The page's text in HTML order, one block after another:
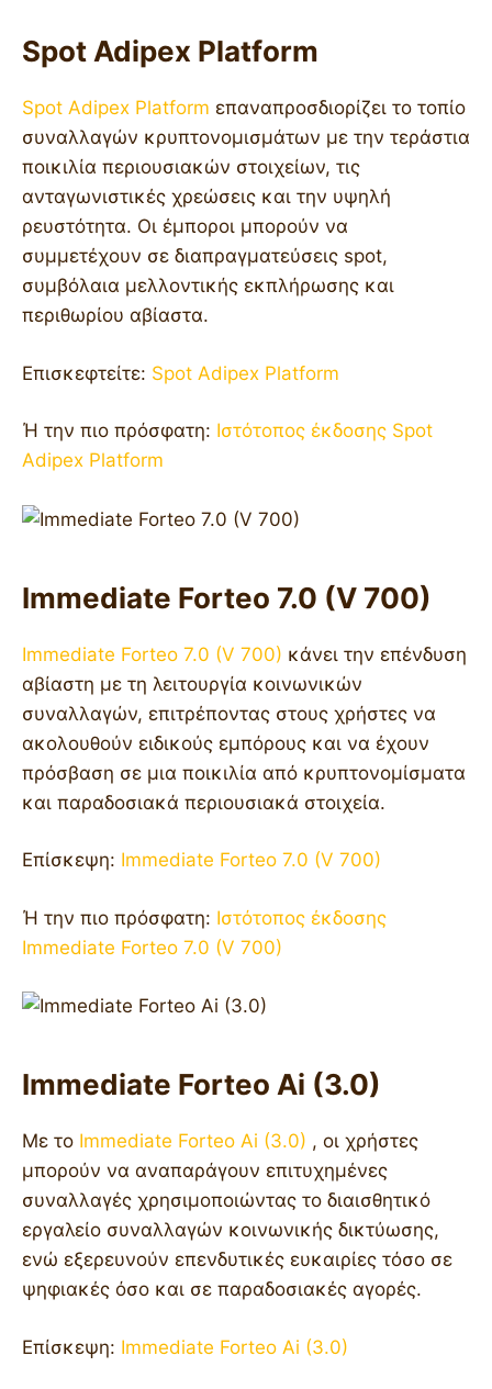
Spot Adipex Platform
Spot Adipex Platform επαναπροσδιορίζει το τοπίο
συναλλαγών κρυπτονομισμάτων με την τεράστια
ποικιλία περιουσιακών στοιχείων, τις
ανταγωνιστικές χρεώσεις και την υψηλή
ρευστότητα. Οι έμποροι μπορούν να
συμμετέχουν σε διαπραγματεύσεις spot,
συμβόλαια μελλοντικής εκπλήρωσης και
περιθωρίου αβίαστα.
Επισκεφτείτε: Spot Adipex Platform
Ή την πιο πρόσφατη: Ιστότοπος έκδοσης Spot
Adipex Platform
Immediate Forteo 7.0 (V 700)
Immediate Forteo 7.0 (V 700) κάνει την επένδυση
αβίαστη με τη λειτουργία κοινωνικών
συναλλαγών, επιτρέποντας στους χρήστες να
ακολουθούν ειδικούς εμπόρους και να έχουν
πρόσβαση σε μια ποικιλία από κρυπτονομίσματα
και παραδοσιακά περιουσιακά στοιχεία.
Επίσκεψη: Immediate Forteo 7.0 (V 700)
Ή την πιο πρόσφατη: Ιστότοπος έκδοσης
Immediate Forteo 7.0 (V 700)
Immediate Forteo Ai (3.0)
Με το Immediate Forteo Ai (3.0) , οι χρήστες
μπορούν να αναπαράγουν επιτυχημένες
συναλλαγές χρησιμοποιώντας το διαισθητικό
εργαλείο συναλλαγών κοινωνικής δικτύωσης,
ενώ εξερευνούν επενδυτικές ευκαιρίες τόσο σε
ψηφιακές όσο και σε παραδοσιακές αγορές.
Επίσκεψη: Immediate Forteo Ai (3.0)